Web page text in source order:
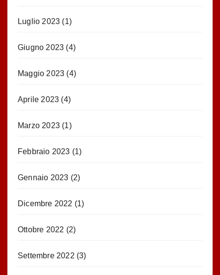
Luglio 2023 (1)
Giugno 2023 (4)
Maggio 2023 (4)
Aprile 2023 (4)
Marzo 2023 (1)
Febbraio 2023 (1)
Gennaio 2023 (2)
Dicembre 2022 (1)
Ottobre 2022 (2)
Settembre 2022 (3)